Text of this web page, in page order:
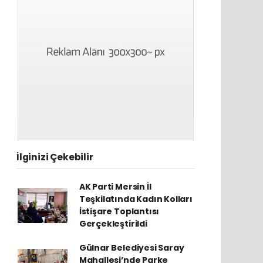
İlginizi Çekebilir
AK Parti Mersin İl
Teşkilatında Kadın Kolları
İstişare Toplantısı
Gerçekleştirildi
Gülnar Belediyesi Saray
Mahallesi’nde Parke